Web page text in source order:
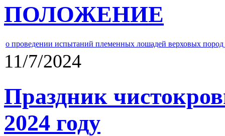
ПОЛОЖЕНИЕ
о проведении испытаний племенных лошадей верховых
11/7/2024
Праздник
2024 году